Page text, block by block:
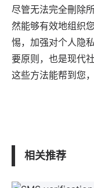
尽管无法完全刪除
然能够有效地组织
惕，加强对个人隐
要原则，也是现代
这些方法能帮到您
相关推荐